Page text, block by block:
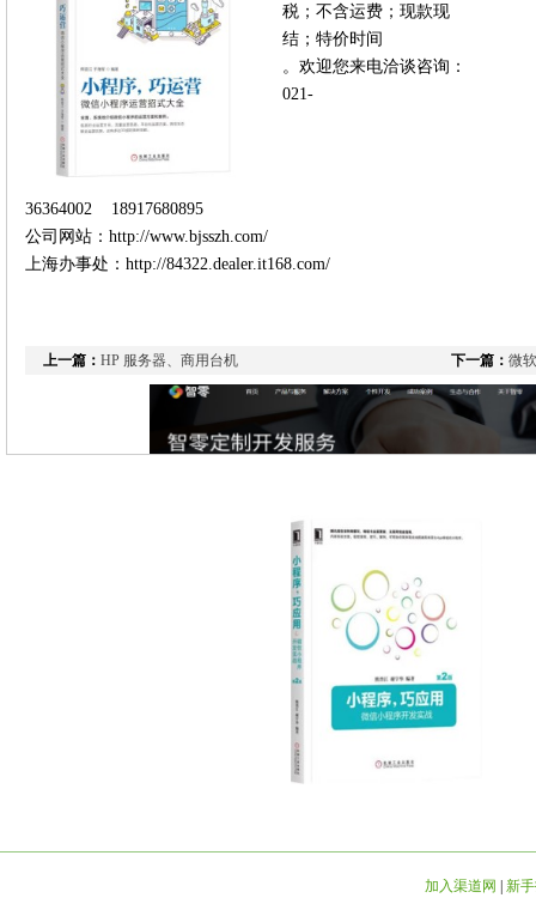
税；不含运费；现款现
结；特价时间
。欢迎您来电洽谈咨询：
021-
36364002 18917680895
公司网站：http://www.bjsszh.com/
上海办事处：http://84322.dealer.it168.com/
上一篇： HP 服务器、商用台机 下一篇： 微
加入渠道网 新